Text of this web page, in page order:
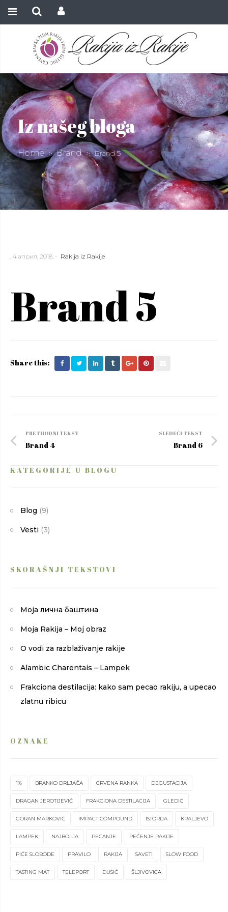
Home> Brand>Brand 5
Iz našeg bloga
, 4 април, 2018, - Rakija iz Rakije
Brand 5
Share this:
navigation
PRETHODNI TEKST
Brand 4
SLEDEĆI TEKST
Brand 6
KATEGORIJE U BLOGU
Blog (9)
Vesti (3)
SKORAŠNJI TEKSTOVI
Моја лична баштина
Moja Rakija – Moj obraz
O vodi za razblaživanje rakije
Alambic Charentais – Lampek
Frakciona destilacija: kako sam pecao rakiju, a upecao
zlatnu ribicu
OZNAKE
1% BRANKO DRLJAČA CRVENA RANKA DEGUSTACIJA
DRAGAN JEROTIJEVIĆ FRAKCIONA DESTILACIJA GLEDIĆ
GORAN MARKOVIĆ IMPACT COMPOUND ISTORIJA KRALJEVO
LAMPEK NAJBOLJA PECANJE PEČENJE RAKIJE
PIĆE SLOBODE PRAVILO RAKIJA SAVETI SLOW FOOD
TASTING MAT TELEPORT ĐUSIĆ ŠLJIVOVICA